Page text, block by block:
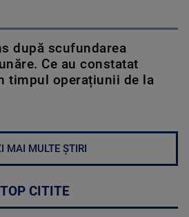
după scufundarea
Ce au constatat
timpul operațiunii de la
MAI MULTE ȘTIRI
TOP CITITE